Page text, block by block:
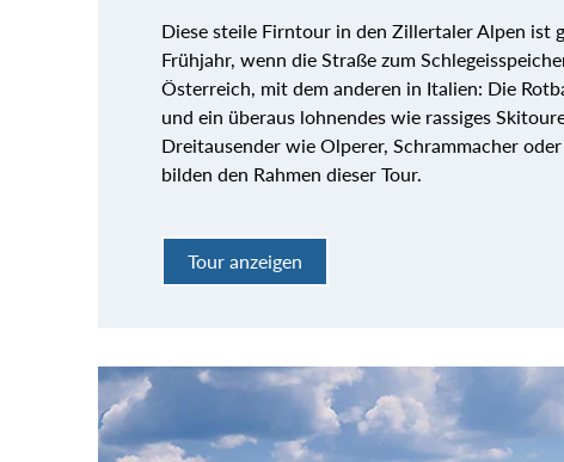
Diese steile Firntour in den Zillertaler Alpen ist
Frühjahr, wenn die Straße zum
Österreich, mit dem anderen in Italien: Die
und ein überaus lohnendes wie rassiges
Dreitausender wie Olperer, Schrammacher
bilden den Rahmen dieser Tour.
Tour anzeigen